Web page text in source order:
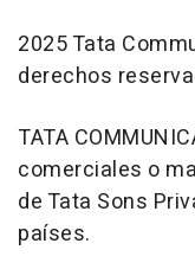
2025 Tata
derechos
TATA
comerciales o
de Tata Sons
países.